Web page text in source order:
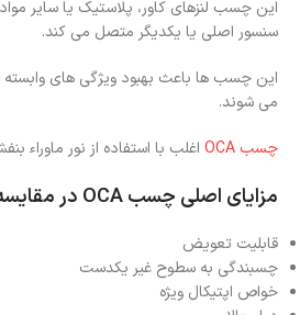
این چسب لنزهای کاور، پلاستیک یا سایر مواد
سنسور اصلی یا یکدیگر متصل می کند.
این چسب ها باعث بهبود ویژگی های
می شوند.
چسب OCA
اغلب با استفاده از نور
مزایای اصلی چسب OCA در مقایسه با چسب های دیگر:
قابلیت تعویض
چسبندگی به سطوح غیر یکدست
خواص اپتیکال ویژه